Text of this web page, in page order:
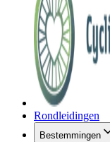
Rondleidingen
Bestemmingen